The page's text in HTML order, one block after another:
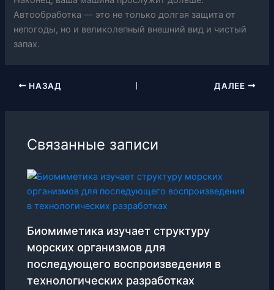
Автообработка — это не только долгая защита от
непогоды, но и великолепный внешний вид и чистый
запах.
НАЗАД ДАЛЕЕ
Связанные записи
Биомиметика изучает структуру
морских организмов для
последующего воспроизведения в
технологических разработках